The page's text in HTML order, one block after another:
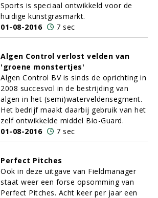
Sports is speciaal ontwikkeld voor de
huidige kunstgrasmarkt.
01-08-2016
7 sec
Algen Control verlost velden van
'groene monstertjes'
Algen Control BV is sinds de oprichting in
2008 succesvol in de bestrijding van
algen in het (semi)waterveldensegment.
Het bedrijf maakt daarbij gebruik van het
zelf ontwikkelde middel Bio-Guard.
01-08-2016
7 sec
Perfect Pitches
Ook in deze uitgave van Fieldmanager
staat weer een forse opsomming van
Perfect Pitches. Acht keer per jaar een